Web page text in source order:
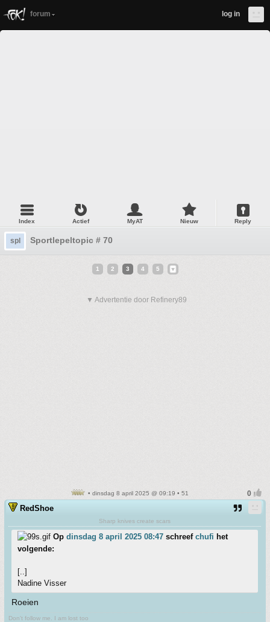
forum log in
Index Actief MyAT Nieuw Reply
spl Sportlepeltopic # 70
1 2 3 4 5
▼ Advertentie door Refinery89
• dinsdag 8 april 2025 @ 09:19 • 51
RedShoe
Sharp knives create scars
Op dinsdag 8 april 2025 08:47 schreef chufi het
volgende:
[..]
Nadine Visser
Roeien
Don't follow me. I am lost too